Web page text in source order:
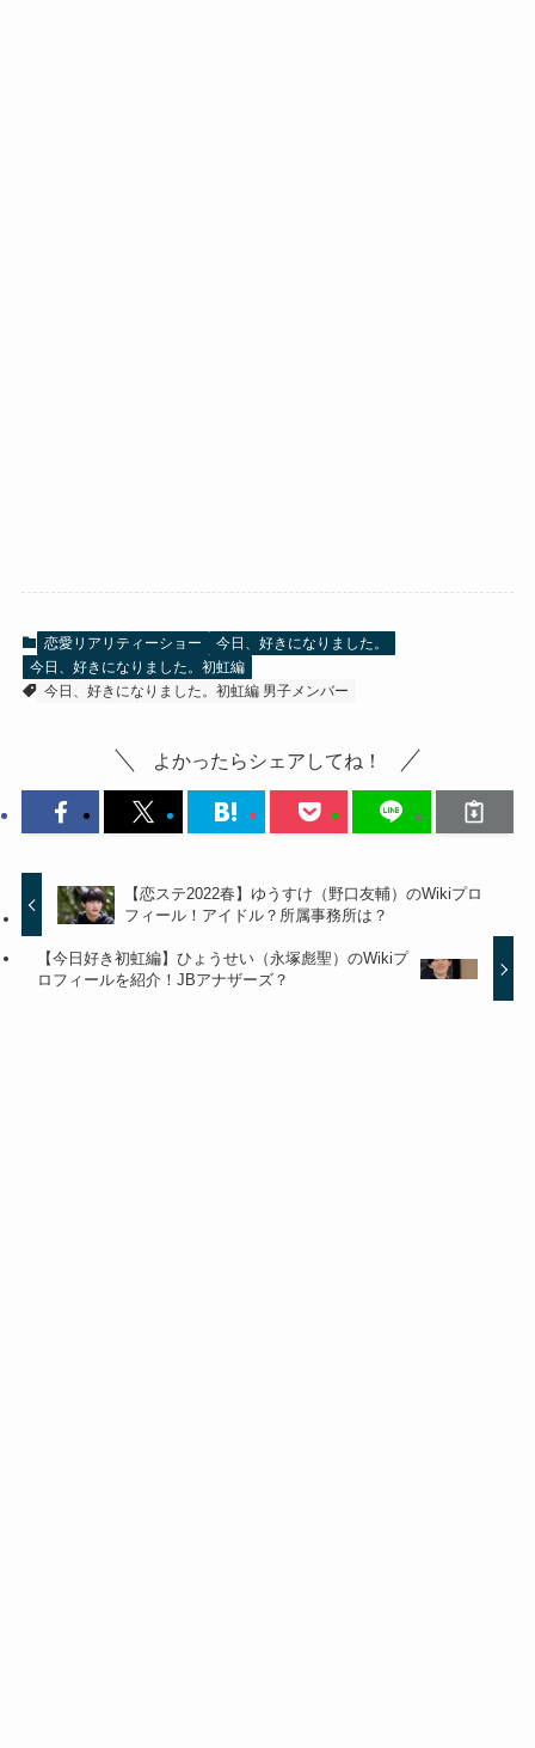
恋愛リアリティーショー
今日、好きになりました。
今日、好きになりました。初虹編
今日、好きになりました。初虹編 男子メンバー
よかったらシェアしてね！
【恋ステ2022春】ゆうすけ（野口友輔）のWikiプロ
フィール！アイドル？所属事務所は？
【今日好き初虹編】ひょうせい（永塚彪聖）のWikiプ
ロフィールを紹介！JBアナザーズ？